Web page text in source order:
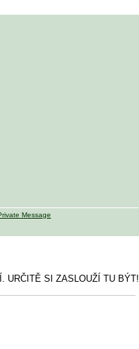
URČITĚ SI ZASLOUŽÍ TU BÝT!